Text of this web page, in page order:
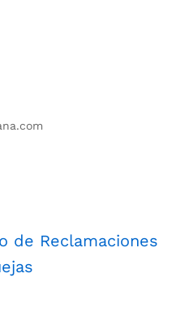
de Reclamaciones